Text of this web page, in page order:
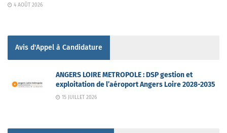
4 AOÛT 2026
Avis d'Appel à Candidature
ANGERS LOIRE METROPOLE : DSP gestion et
exploitation de l’aéroport Angers Loire 2028-2035
15 JUILLET 2026